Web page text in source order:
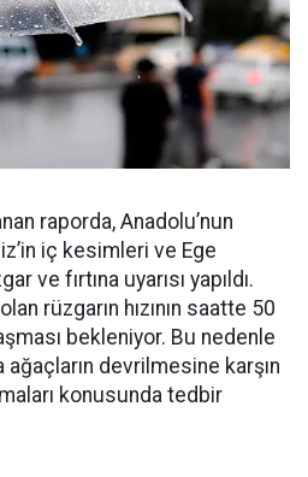
raporda, Anadolu’nun
iç kesimleri ve Ege
ve fırtına uyarısı yapıldı.
rüzgarın hızının saatte 50
bekleniyor. Bu nedenle
ağaçların devrilmesine karşın
konusunda tedbir